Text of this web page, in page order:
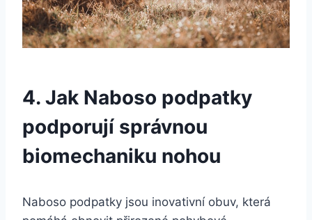
4. Jak Naboso podpatky
podporují správnou
biomechaniku nohou
Naboso podpatky jsou inovativní obuv, která